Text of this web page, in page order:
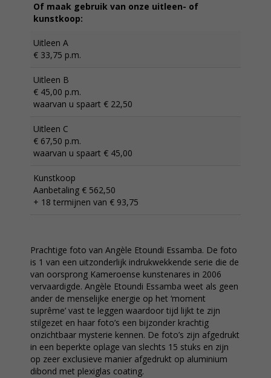
Of maak gebruik van onze uitleen- of
kunstkoop:
Uitleen A
€ 33,75 p.m.
Uitleen B
€ 45,00 p.m.
waarvan u spaart € 22,50
Uitleen C
€ 67,50 p.m.
waarvan u spaart € 45,00
Kunstkoop
Aanbetaling € 562,50
+ 18 termijnen van € 93,75
Prachtige foto van Angèle Etoundi Essamba. De foto
is 1 van een uitzonderlijk indrukwekkende serie die de
van oorsprong Kameroense kunstenares in 2006
vervaardigde. Angèle Etoundi Essamba weet als geen
ander de menselijke energie op het ‘moment
suprême’ vast te leggen waardoor tijd lijkt te zijn
stilgezet en haar foto’s een bijzonder krachtig
onzichtbaar mysterie kennen. De foto’s zijn afgedrukt
in een beperkte oplage van slechts 15 stuks en zijn
op zeer exclusieve manier afgedrukt op aluminium
dibond met plexiglas coating.